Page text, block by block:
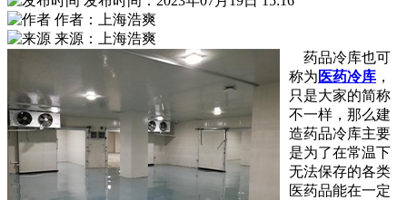
作者：上海浩爽
来源：上海浩爽
药品冷库也可
称为 医药冷库 ，
只是大家的简称
不一样，那么建
造药品冷库主要
是为了在常温下
无法保存的各类
医药品能在一定